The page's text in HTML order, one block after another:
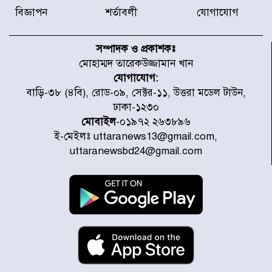
চেষ্টা করছে একটি চক্র : প্রধানমন্ত্রী
টাইফুন ‘ডলফিনের’ আঘাতে জাপানে
৫ আহত, চীনে বন্দর বন্ধ
চিকিৎসা খাতে জিডিপির ৫ শতাংশ
বরাদ্দের ঘোষণা স্থানীয় সরকার মন্ত্রীর
জুলাই জাদুঘর ঘুরে দেখলেন এনসিপি
যুক্তরাষ্ট্রে দাবানল নেভাতে গিয়ে
হেলিকপ্টার বিধ্বস্ত, নিহত ১
বিজ্ঞাপন শর্তাবলী যোগাযোগ
সম্পাদক ও প্রকাশকঃ
মোহাম্মদ তারেকউজ্জামান খান
যোগাযোগ:
বাড়ি-৩৮ (৪বি), রোড-০৯, সেক্টর-১১, উত্তরা মডেল টাউন,
ঢাকা-১২৩০
মোবাইল-০১৯৭২ ২৬৩৮৯৬
ই-মেইলঃ uttaranews13@gmail.com,
uttaranewsbd24@gmail.com